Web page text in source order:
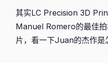
其实LC Precision 3D
Manuel Romero的最佳
片，看一下Juan的杰作是